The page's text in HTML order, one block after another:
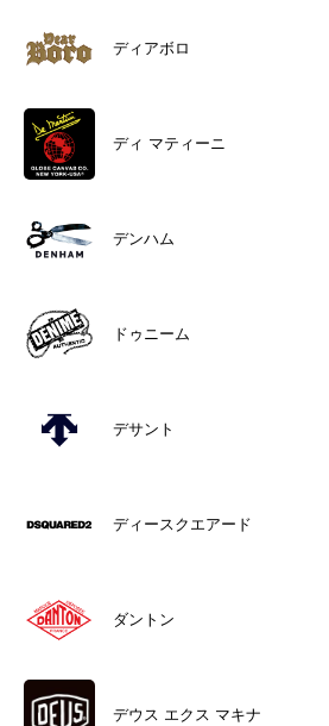
ディアボロ
ディ マティーニ
デンハム
ドゥニーム
デサント
ディースクエアード
ダントン
デウス エクス マキナ